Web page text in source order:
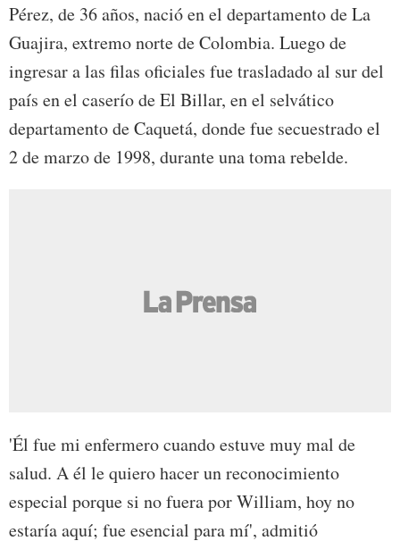
Pérez, de 36 años, nació en el departamento de La
Guajira, extremo norte de Colombia. Luego de
ingresar a las filas oficiales fue trasladado al sur del
país en el caserío de El Billar, en el selvático
departamento de Caquetá, donde fue secuestrado el
2 de marzo de 1998, durante una toma rebelde.
'Él fue mi enfermero cuando estuve muy mal de
salud. A él le quiero hacer un reconocimiento
especial porque si no fuera por William, hoy no
estaría aquí; fue esencial para mí', admitió